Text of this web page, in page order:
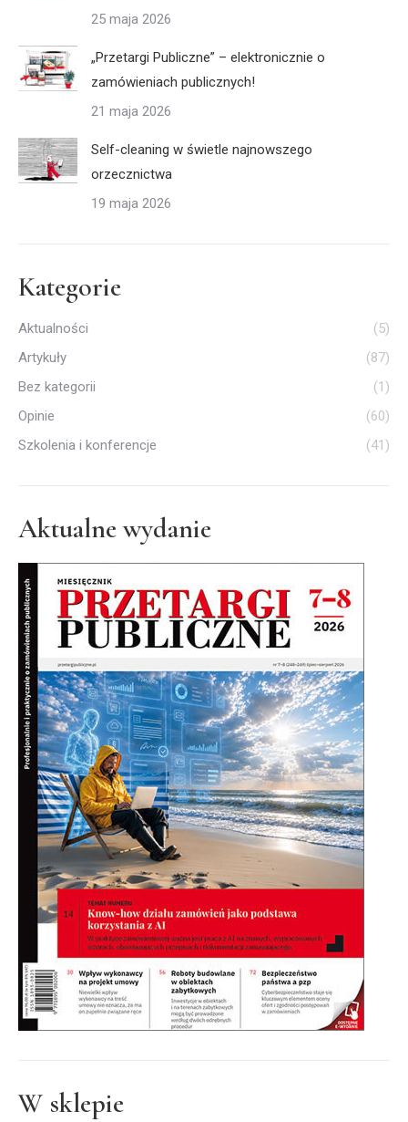
25 maja 2026
„Przetargi Publiczne” – elektronicznie o
zamówieniach publicznych!
21 maja 2026
Self-cleaning w świetle najnowszego
orzecznictwa
19 maja 2026
Kategorie
Aktualności
(5)
Artykuły
(87)
Bez kategorii
(1)
Opinie
(60)
Szkolenia i konferencje
(41)
Aktualne wydanie
W sklepie